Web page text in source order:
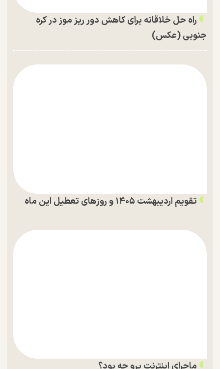
راه حل خلاقانه برای کاهش دور ریز موز در کره
جنوبی (عکس)
تقویم اردیبهشت ۱۴۰۵ و روز‌های تعطیل این ماه